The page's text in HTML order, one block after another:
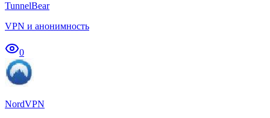
TunnelBear
VPN и анонимность
0
NordVPN